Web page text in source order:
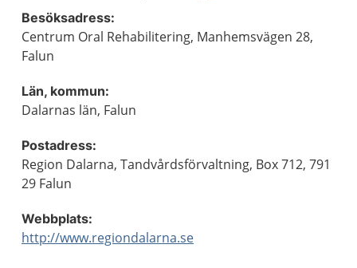
Besöksadress:
Centrum Oral Rehabilitering, Manhemsvägen 28,
Falun
Län, kommun:
Dalarnas län, Falun
Postadress:
Region Dalarna, Tandvårdsförvaltning, Box 712, 791
29 Falun
Webbplats:
http://www.regiondalarna.se